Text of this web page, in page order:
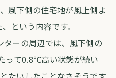
風下側の住宅地が風上側よ
という内容です。
ーの周辺では、風下側の
って0.8℃高い状態が続い
たいしたことなさそうです